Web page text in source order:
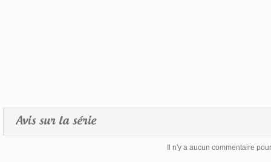
Avis sur la série
Il n'y a aucun commentaire